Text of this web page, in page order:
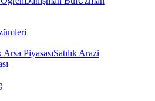
Arsa PiyasasıSatılık Arazi